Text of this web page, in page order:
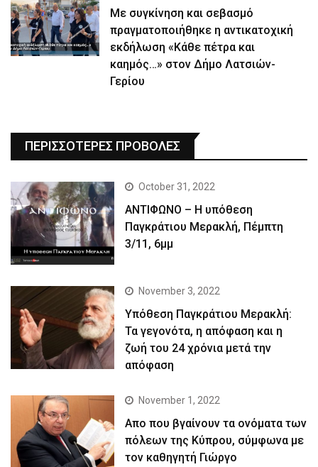
Με συγκίνηση και σεβασμό
πραγματοποιήθηκε η αντικατοχική
εκδήλωση «Κάθε πέτρα και
καημός…» στον Δήμο Λατσιών-
Γερίου
ΠΕΡΙΣΣΟΤΕΡΕΣ ΠΡΟΒΟΛΕΣ
October 31, 2022
ΑΝΤΙΦΩΝΟ – Η υπόθεση
Παγκράτιου Μερακλή, Πέμπτη
3/11, 6μμ
November 3, 2022
Yπόθεση Παγκράτιου Μερακλή:
Τα γεγονότα, η απόφαση και η
ζωή του 24 χρόνια μετά την
απόφαση
November 1, 2022
Απο που βγαίνουν τα ονόματα των
πόλεων της Κύπρου, σύμφωνα με
τον καθηγητή Γιώργο